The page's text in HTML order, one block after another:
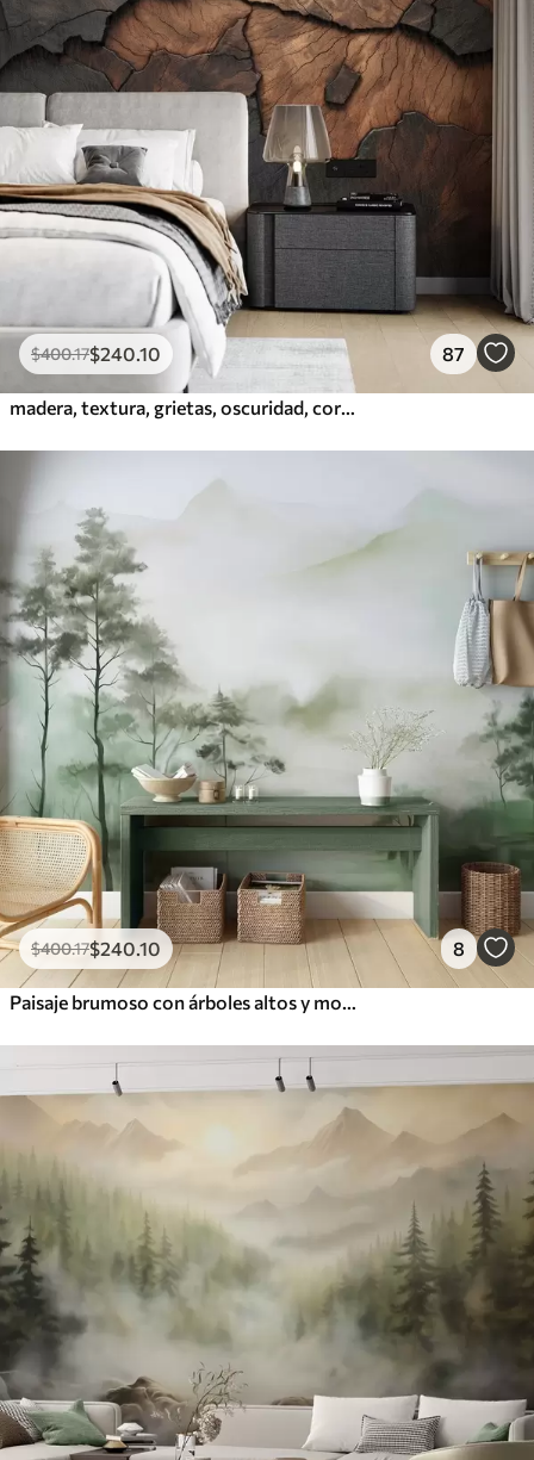
$400.17$240.10 87
madera, textura, grietas, oscuridad, corteza, superficie
$400.17$240.10 8
Paisaje brumoso con árboles altos y montañas en tonos verdes y grises apagados, estilo minimalista, texturizado